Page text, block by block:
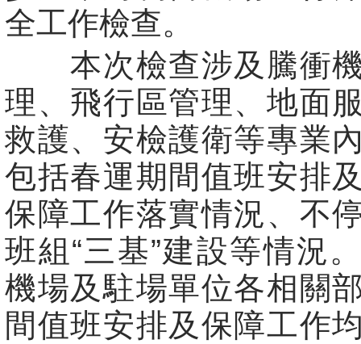
全工作檢查。
本次檢查涉及騰衝機
理、飛行區管理、地面
救護、安檢護衛等專業
包括春運期間值班安排
保障工作落實情況、不
班組“三基”建設等情況
機場及駐場單位各相關
間值班安排及保障工作